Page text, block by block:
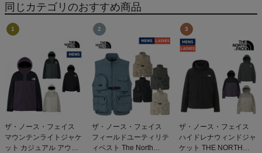
同じカテゴリのおすすめ商品
ザ・ノース・フェイス
マウンテンライトジャケ
ット カジュアル アウト
ザ・ノース・フェイス
フィールドユーティリテ
ィベスト The North
ザ・ノース・フェイス
ハイドレナウィンドジャ
ケット THE NORTH